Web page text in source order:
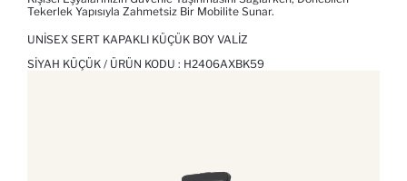
Tekerlek Yapısıyla Zahmetsiz Bir Mobilite Sunar.
UNISEX SERT KAPAKLI KÜÇÜK BOY VALIZ
SIYAH KÜÇÜK / ÜRÜN KODU : H2406AXBK59